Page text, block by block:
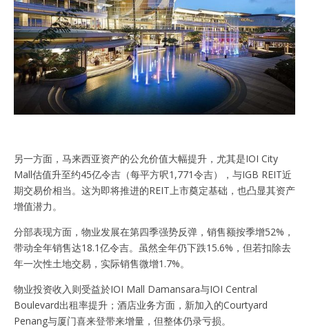
另一方面，马来西亚资产的公允价值大幅提升，尤其是IOI City
Mall估值升至约45亿令吉（每平方呎1,771令吉），与IGB REIT近
期交易价相当。这为即将推进的REIT上市奠定基础，也凸显其资产
增值潜力。
分部表现方面，物业发展在第四季强势反弹，销售额按季增52%，
带动全年销售达18.1亿令吉。虽然全年仍下跌15.6%，但若扣除去
年一次性土地交易，实际销售微增1.7%。
物业投资收入则受益於IOI Mall Damansara与IOI Central
Boulevard出租率提升；酒店业务方面，新加入的Courtyard
Penang与厦门喜来登带来增量，但整体仍录亏损。